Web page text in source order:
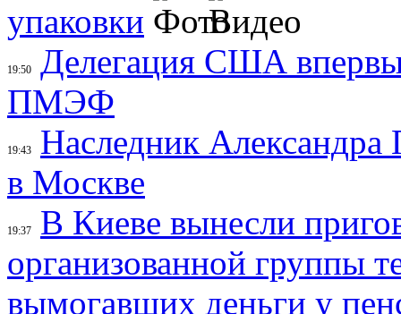
упаковки
19:50
Делегация США
ПМЭФ
19:43
Наследник
в Москве
19:37
В Киеве вынесли
организованной группы
вымогавших деньги у